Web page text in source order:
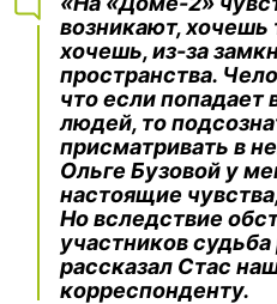
возникают, хочешь
хочешь, из-за
пространства.
что если попадает
людей, то
присматривать в
Ольге Бузовой у
настоящие
Но вследствие
участников
рассказал Стас
корреспонденту.